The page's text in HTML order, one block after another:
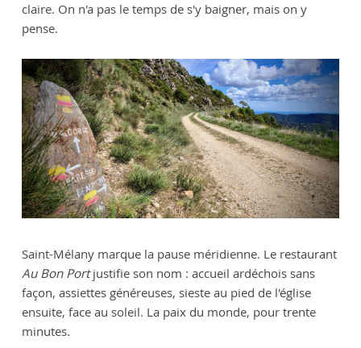
claire. On n'a pas le temps de s'y baigner, mais on y
pense.
Saint-Mélany marque la pause méridienne. Le restaurant
Au Bon Portjustifie son nom : accueil ardéchois sans
façon, assiettes généreuses, sieste au pied de l'église
ensuite, face au soleil. La paix du monde, pour trente
minutes.